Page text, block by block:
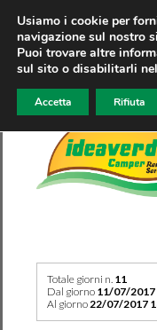
Totale giorni n. 11
Dal giorno 11/07/2017
Al giorno22/07/2017
Usiamo i cookie per
navigazione sul nostro
Puoi trovare altre
sul sito o disabilitarli
Accetta Rifiuta